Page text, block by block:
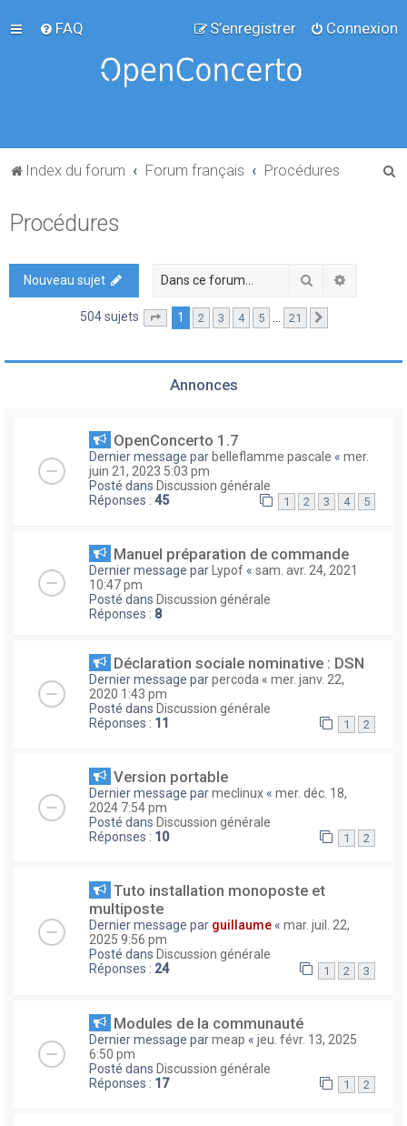
FAQ Connexion
S’enregistrer
Index du forum Forum français Procédures
Procédures
Nouveau sujet Rechercher
504 sujets Page sur21
1 2 3 4 5 … 21
Annonces
OpenConcerto 1.7
Dernier message par belleflamme pascale « mer.
juin 21, 2023 5:03 pm
Posté dans Discussion générale
Réponses : 45 1 2 3 4 5
Manuel préparation de commande
Dernier message par Lypof « sam. avr. 24, 2021
10:47 pm
Posté dans Discussion générale
Réponses : 8
Déclaration sociale nominative : DSN
Dernier message parpercoda « mer. janv. 22,
2020 1:43 pm
Posté dans Discussion générale
Réponses : 11 1 2
Version portable
Dernier message parmeclinux « mer. déc. 18,
2024 7:54 pm
Posté dans Discussion générale
Réponses : 10 1 2
Tuto installation monoposte et
multiposte
Dernier message par guillaume « mar. juil. 22,
2025 9:56 pm
Posté dans Discussion générale
Réponses : 24 1 2 3
Modules de la communauté
Dernier message parmeap « jeu. févr. 13, 2025
6:50 pm
Posté dans Discussion générale
Réponses : 17 1 2